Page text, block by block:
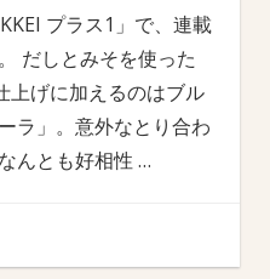
プラス1」で、連載
だしとみそを使った
上げに加えるのはブル
ラ」。意外なとり合わ
んとも好相性 …